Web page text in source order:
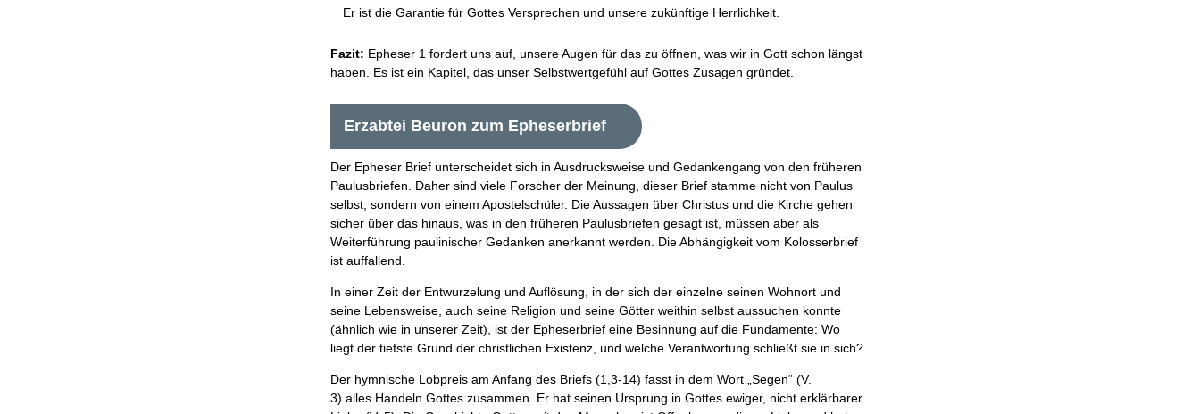
Er ist die Garantie für Gottes Versprechen und unsere zukünftige Herrlichkeit.
Fazit: Epheser 1 fordert uns auf, unsere Augen für das zu öffnen, was wir in Gott schon längst
haben. Es ist ein Kapitel, das unser Selbstwertgefühl auf Gottes Zusagen gründet.
Erzabtei Beuron zum Epheserbrief
Der Epheser Brief unterscheidet sich in Ausdrucksweise und Gedankengang von den früheren
Paulusbriefen. Daher sind viele Forscher der Meinung, dieser Brief stamme nicht von Paulus
selbst, sondern von einem Apostelschüler. Die Aussagen über Christus und die Kirche gehen
sicher über das hinaus, was in den früheren Paulusbriefen gesagt ist, müssen aber als
Weiterführung paulinischer Gedanken anerkannt werden. Die Abhängigkeit vom Kolosserbrief
ist auffallend.
In einer Zeit der Entwurzelung und Auflösung, in der sich der einzelne seinen Wohnort und
seine Lebensweise, auch seine Religion und seine Götter weithin selbst aussuchen konnte
(ähnlich wie in unserer Zeit), ist der Epheserbrief eine Besinnung auf die Fundamente: Wo
liegt der tiefste Grund der christlichen Existenz, und welche Verantwortung schließt sie in sich?
Der hymnische Lobpreis am Anfang des Briefs (1,3-14) fasst in dem Wort „Segen“ (V.
3) alles Handeln Gottes zusammen. Er hat seinen Ursprung in Gottes ewiger, nicht erklärbarer